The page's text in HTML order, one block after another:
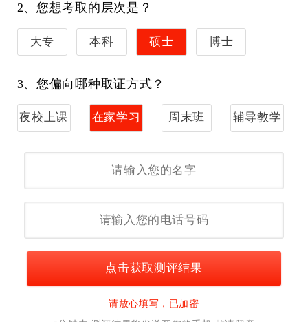
2、您想考取的层次是？
大专 本科 硕士 博士
3、您偏向哪种取证方式？
夜校上课 在家学习 周末班 辅导教学
点击获取测评结果
请放心填写，已加密